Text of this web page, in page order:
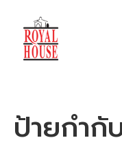
ป้ายกำกั